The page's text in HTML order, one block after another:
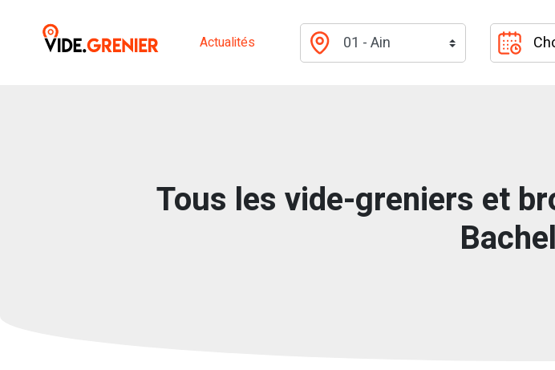
Actualités
Tous les vide-greniers et